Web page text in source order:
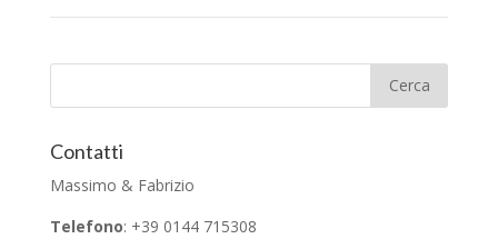
Contatti
Massimo & Fabrizio
Telefono: +39 0144 715308